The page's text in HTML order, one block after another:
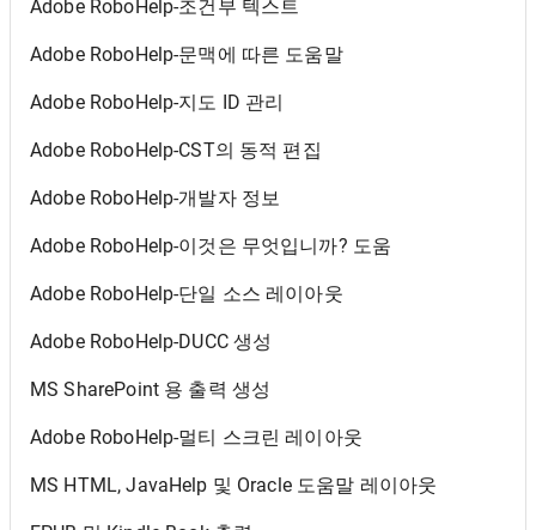
Adobe RoboHelp-조건부 텍스트
Adobe RoboHelp-문맥에 따른 도움말
Adobe RoboHelp-지도 ID 관리
Adobe RoboHelp-CST의 동적 편집
Adobe RoboHelp-개발자 정보
Adobe RoboHelp-이것은 무엇입니까? 도움
Adobe RoboHelp-단일 소스 레이아웃
Adobe RoboHelp-DUCC 생성
MS SharePoint 용 출력 생성
Adobe RoboHelp-멀티 스크린 레이아웃
MS HTML, JavaHelp 및 Oracle 도움말 레이아웃